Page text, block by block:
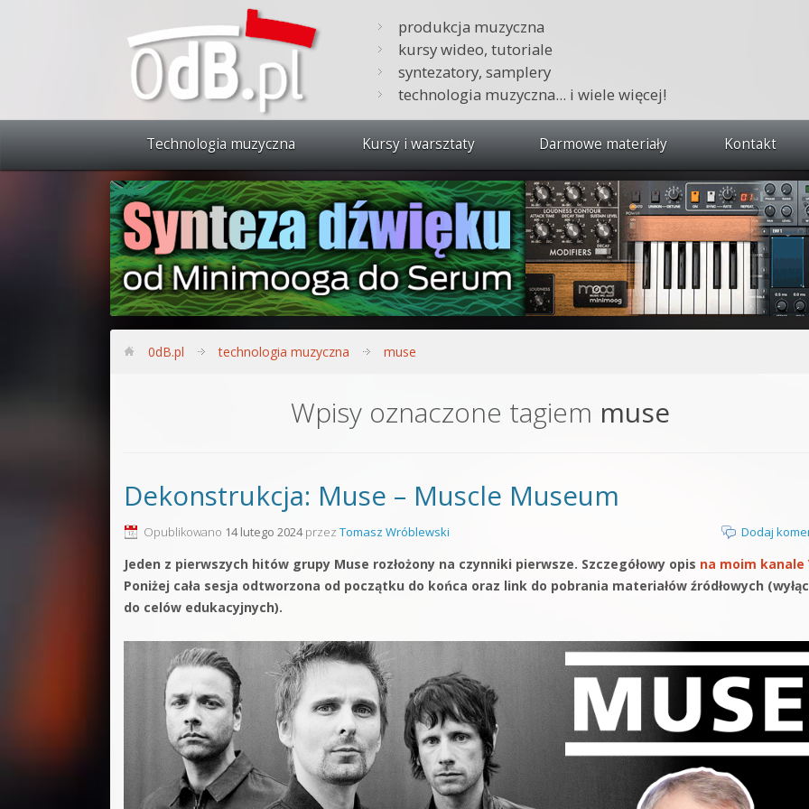
produkcja muzyczna
kursy wideo, tutoriale
syntezatory, samplery
technologia muzyczna... i wiele więcej!
Technologia muzyczna Kursy i warsztaty
Zobacz wszystkie kursy i warsztaty
Synteza dźwięku 🔥
Produkcja muzyczna w praktyce
Bitwig Studio od podstaw
Sound Forge od podstaw
Kontakt 5 Kompendium
Pakiety
Darmowe materiały Kontakt
0dB.pl technologia muzyczna muse
Wpisy oznaczone tagiem muse
Dekonstrukcja: Muse – Muscle Museum
Opublikowano 14 lutego 2024przez Tomasz Wróblewski Dodaj
Jeden z pierwszych hitów grupy Muse rozłożony na czynniki pierwsze. Szczegółowy opis na moim kanale
Poniżej cała sesja odtworzona od początku do końca oraz link do pobrania materiałów źródłowych
do celów edukacyjnych).